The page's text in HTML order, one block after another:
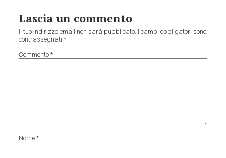
Lascia un commento
Il tuo indirizzo email non sarà pubblicato. I campi obbligatori sono
contrassegnati*
Commento*
Nome*